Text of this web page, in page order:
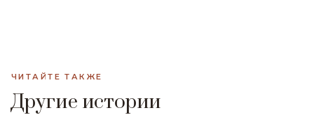
ЧИТАЙТЕ ТАКЖЕ
Другие истории